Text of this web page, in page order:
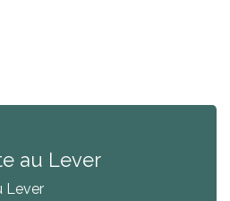
au Lever
Lever